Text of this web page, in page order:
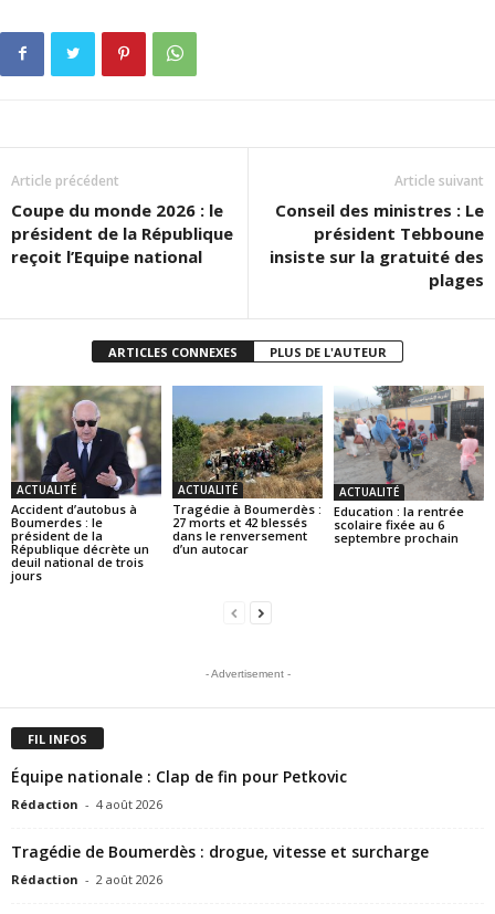
Article précédent
Coupe du monde 2026 : le
président de la République
reçoit l’Equipe national
Article suivant
Conseil des ministres : Le
président Tebboune
insiste sur la gratuité des
plages
ARTICLES CONNEXES PLUS DE L'AUTEUR
ACTUALITÉ
Accident d’autobus à
Boumerdes : le
président de la
République décrète un
deuil national de trois
jours
ACTUALITÉ
Tragédie à Boumerdès :
27 morts et 42 blessés
dans le renversement
d’un autocar
ACTUALITÉ
Education : la rentrée
scolaire fixée au 6
septembre prochain
- Advertisement -
FIL INFOS
Équipe nationale : Clap de fin pour Petkovic
Rédaction - 4 août 2026
Tragédie de Boumerdès : drogue, vitesse et surcharge
Rédaction - 2 août 2026